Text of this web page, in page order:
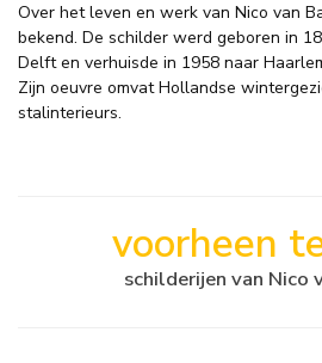
Over het leven en werk van Nico van
bekend. De schilder werd geboren in
Delft en verhuisde in 1958 naar
Zijn oeuvre omvat Hollandse
stalinterieurs.
voorheen
schilderijen van Nico